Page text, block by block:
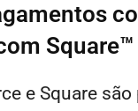
Square™
e Square